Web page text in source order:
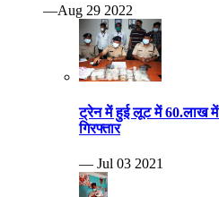
—Aug 29 2022
ट्रेन में हुई लूट में 60.लाख
गिरफ्तार
— Jul 03 2021